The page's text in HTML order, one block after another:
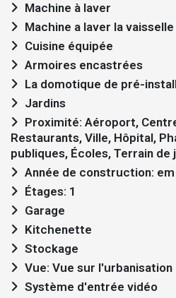
Machine à laver
Machine a laver la vaisselle
Cuisine équipée
Armoires encastrées
La domotique de pré-
Jardins
Restaurants, Ville, Hôpital,
publiques, Écoles, Terrain de
Année de construction:
Étages: 1
Garage
Kitchenette
Stockage
Vue: Vue sur l'urbanisation
Système d'entrée vidéo